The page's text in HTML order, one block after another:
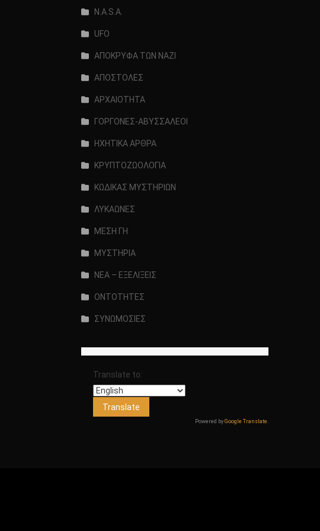
N.A.S.A.
UFO
ΑΠΟΚΡΥΦΑ ΤΩΝ ΝΑΖΙ
ΑΠΟΣΤΟΛΕΣ
ΑΡΧΑΙΟΤΗΤΑ
ΓΟΡΓΟΝΕΣ-ΑΒΥΣΣΑΛΕΟΙ
ΗΧΗΤΙΚΑ ΑΡΘΡΑ
ΚΡΥΠΤΟΖΩΟΛΟΓΙΑ
ΚΩΔΙΚΑΣ ΜΥΣΤΗΡΙΩΝ
ΛΥΚΑΩΝΕΣ
ΜΕΣΗ ΓΗ
ΜΥΣΤΗΡΙΑ
ΝΕΑ – ΕΞΕΛΙΞΕΙΣ
ΟΝΤΟΤΗΤΕΣ
ΣΥΝΩΜΟΣΙΕΣ
Translate to:
Powered by Google Translate .